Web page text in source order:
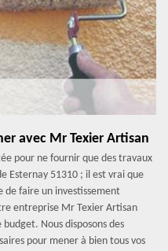
avec Mr Texier Artisan
pour ne fournir que des travaux
Esternay 51310 ; il est vrai que
de faire un investissement
entreprise Mr Texier Artisan
Nous disposons des
pour mener à bien tous vos